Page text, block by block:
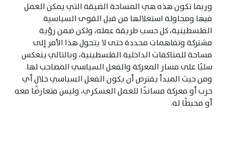
وربما تكون هذه هي المساحة الضيقة التي يمكن العمل
فيها ومحاولة استغلالها من قبل القوى السياسية
الفلسطينية، كل حسب طريقة عمله، ولكن ضمن رؤية
مشتركة وتفاهمات محددة حتى لا يتحول هذا الأمر إلى
مساحة للمناكفات الداخلية الفلسطينية، وبالتالي ينعكس
سلبًا على مسار المعركة والفعل السياسي المصاحب لها.
ومن حيث المبدأ يفترض أن يكون الفعل السياسي خلال أي
حرب أو معركة مساندًا للعمل العسكري، وليس متعارضًا معه
أو محبطًا له.